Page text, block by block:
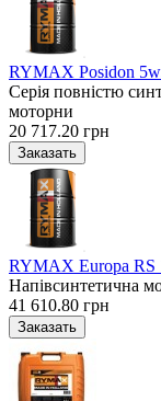
RYMAX Posidon
Серія повністю
моторни
20 717.20 грн
RYMAX Europa RS
Напівсинтетична
41 610.80 грн